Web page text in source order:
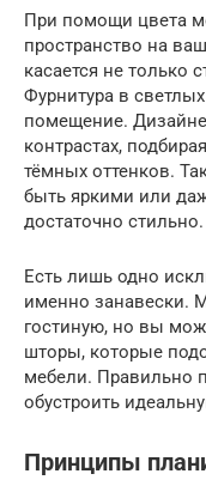
При помощи цвета
пространство на
касается не только
Фурнитура в
помещение.
контрастах,
тёмных оттенков.
быть яркими или
достаточно стильно.
Есть лишь одно
именно занавески.
гостиную, но вы
шторы, которые
мебели. Правильно
обустроить
Принципы